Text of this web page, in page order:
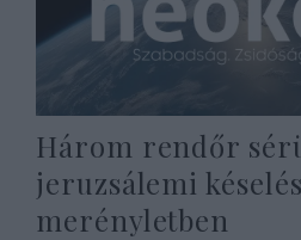
Három rendőr
jeruzsálemi
merényletben